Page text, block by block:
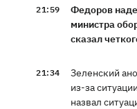
21:59
Федоров
министра
сказал
21:34
Зеленский
из-за
назвал